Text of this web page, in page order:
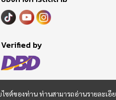
ต์ของท่าน ท่านสามารถอ่านรายละเอี
Verified by